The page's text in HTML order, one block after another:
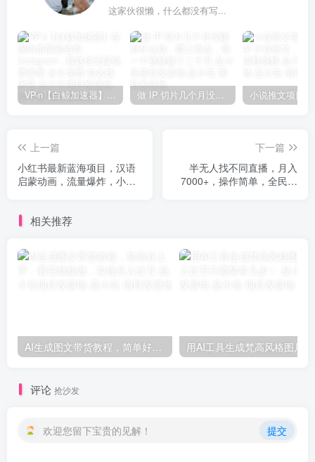
这家伙很懒，什么都没有写...
VP-n【白鲸加速器】在国内也能刷油管、Instagram，我送你无限免费流量 永久免费-知名技术官-品小先项目发源地 做 IP 切片几个月没赚到什么钱，蹭上热点，靠一个视频赚了二十万-品小先项目发源地
上一篇
小红书最新蓝海项目，汉语
启蒙动画，流量爆炸，小白
下一篇
半无人找不同直播，月入
7000+，操作简单，全民可
相关推荐
AI生成图文带货教程，简单好上手，看完就能做，实现月入过万-品小先项目发源地
评论 抢沙发
欢迎您留下宝贵的见解！ 提交